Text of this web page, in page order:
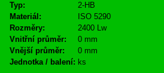
Typ:
2-HB
Materiál:
ISO 5290
Rozměry:
2400 Lw
Vnitřní průměr:
0 mm
Vnější průměr:
0 mm
Jednotka / balení: ks